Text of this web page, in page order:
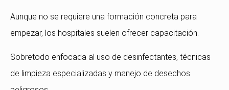
Aunque no se requiere una formación concreta para
empezar, los hospitales suelen ofrecer capacitación.
Sobretodo enfocada al uso de desinfectantes, técnicas
de limpieza especializadas y manejo de desechos